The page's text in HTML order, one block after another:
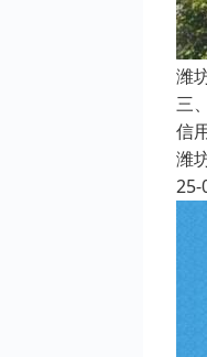
潍
三
信
潍
25-